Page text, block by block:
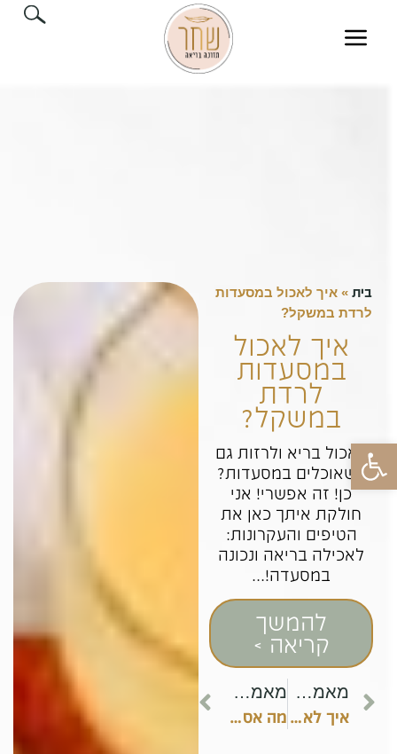
פתח סרגל נגישות
בית »איך לאכול במסעדות
לרדת במשקל?
איך לאכול
במסעדות
לרדת
במשקל?
לאכול בריא ולרזות גם
כשאוכלים במסעדות?
כן! זה אפשרי! אני
חולקת איתך כאן את
הטיפים והעקרונות:
לאכילה בריאה ונכונה
במסעדה!...
להמשך
קריאה >
מאמר קודם
איך לאכול בריא בהריון?
מאמר הבא
מה אסור לאכול בשביל לרדת במשקל